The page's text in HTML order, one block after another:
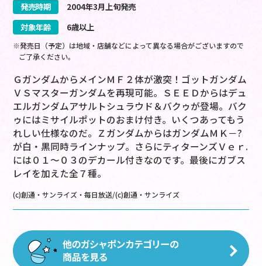
発売時期
2004年3月上旬発売
対象年齢
6歳以上
※発売日（予定）は地域・店舗などによって異なる場合がございますので
ご了承ください。
ＧガンダムからメインＭＦ２体が激突！ゴットガンダム
ＶＳマスターガンダムを再現可能。ＳＥＥＤからはデュ
エルガンダムアサルトシュラウド＆バクゥが登場。バク
ゥにはミサイルポットのおまけ付き。いくつあってもう
れしい仕様なのだ。ＺガンダムからはガンダムＭＫ－?
が白・黒同時ラインナップ。さらにティターンズＶｅｒ.
には０１～０３のデカール付きなのです。最後にガブス
レイを加えた全７種。
(c)創通・サンライズ・毎日放送/(c)創通・サンライズ